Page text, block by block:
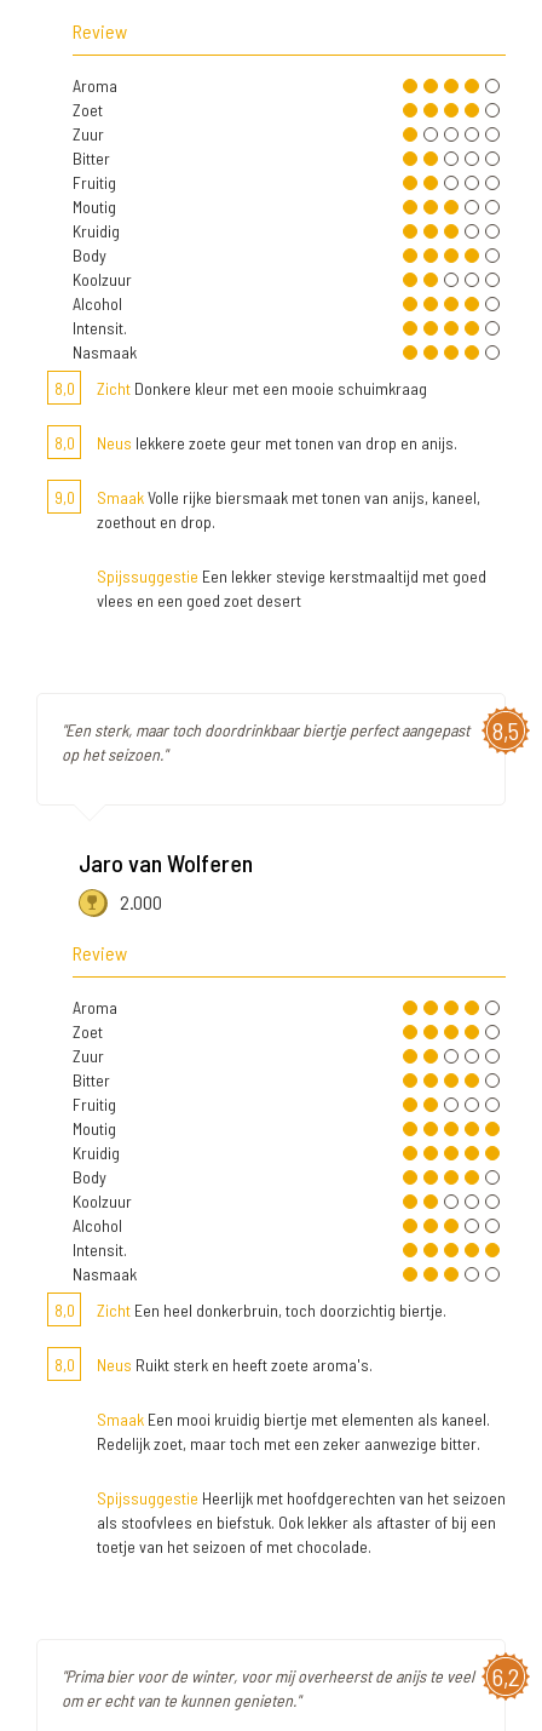
Review
Aroma
Zoet
Zuur
Bitter
Fruitig
Moutig
Kruidig
Body
Koolzuur
Alcohol
Intensit.
Nasmaak
8,0
Zicht Donkere kleur met een mooie schuimkraag
8,0 Neus lekkere zoete geur met tonen van drop en anijs.
9,0 SmaakVolle rijke biersmaak met tonen van anijs, kaneel,
zoethout en drop.
Spijssuggestie Een lekker stevige kerstmaaltijd met goed
vlees en een goed zoet desert
8,5
"Een sterk, maar toch doordrinkbaar biertje perfect aangepast
op het seizoen."
Jaro van Wolferen
2.000
Review
Aroma
Zoet
Zuur
Bitter
Fruitig
Moutig
Kruidig
Body
Koolzuur
Alcohol
Intensit.
Nasmaak
8,0
Zicht Een heel donkerbruin, toch doorzichtig biertje.
8,0 Neus Ruikt sterk en heeft zoete aroma's.
Smaak Een mooi kruidig biertje met elementen als kaneel.
Redelijk zoet, maar toch met een zeker aanwezige bitter.
Spijssuggestie Heerlijk met hoofdgerechten van het seizoen
als stoofvlees en biefstuk. Ook lekker als aftaster of bij een
toetje van het seizoen of met chocolade.
6,2
"Prima bier voor de winter, voor mij overheerst de anijs te veel
om er echt van te kunnen genieten."